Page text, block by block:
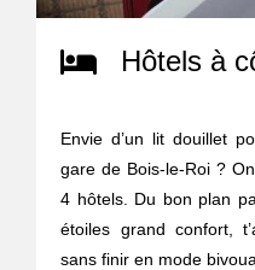
Hôtels à
Envie d’un lit douillet
gare de Bois-le-Roi ?
4 hôtels. Du bon plan
étoiles grand confort,
sans finir en mode